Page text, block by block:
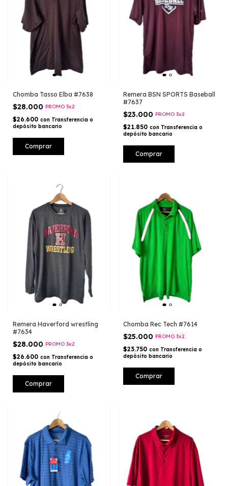
Chomba Tasso Elba #7638
$28.000 PROMO 3x2
$26.600 con Transferencia o
depósito bancario
Comprar
Remera BSN SPORTS Baseball
#7637
$23.000 PROMO 3x2
$21.850 con Transferencia o
depósito bancario
Comprar
Remera Haverford wrestling
#7634
$28.000 PROMO 3x2
$26.600 con Transferencia o
depósito bancario
Comprar
Chomba Rec Tech #7614
$25.000 PROMO 3x2
$23.750 con Transferencia o
depósito bancario
Comprar